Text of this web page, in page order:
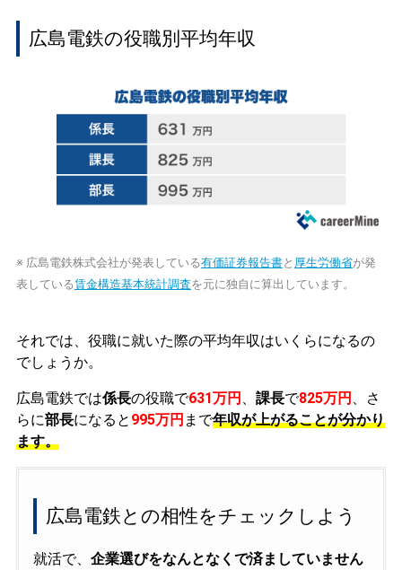
広島電鉄の役職別平均年収
※ 広島電鉄株式会社が発表している有価証券報告書と 厚生労働省が発
表している賃金構造基本統計調査を元に独自に算出しています。
それでは、役職に就いた際の平均年収はいくらになるの
でしょうか。
広島電鉄では係長の役職で631万円 課長で825万円
、さ
らに部長になると 995万円 まで年収が上がることが分かり
ます。
広島電鉄との相性をチェックしよう
就活で、 企業選びをなんとなくで済ましていません